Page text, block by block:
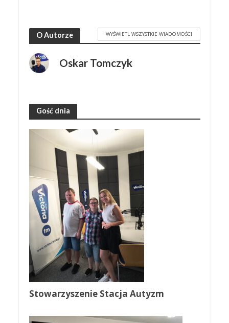
O Autorze WYŚWIETL WSZYSTKIE WIADOMOŚCI
Oskar Tomczyk
Gość dnia
Stowarzyszenie Stacja Autyzm